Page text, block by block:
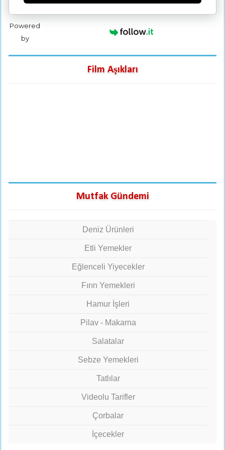
Powered
by
Film Aşıkları
Mutfak Gündemi
Deniz Ürünleri
Etli Yemekler
Eğlenceli Yiyecekler
Fırın Yemekleri
Hamur İşleri
Pilav - Makarna
Salatalar
Sebze Yemekleri
Tatlılar
Videolu Tarifler
Çorbalar
İçecekler